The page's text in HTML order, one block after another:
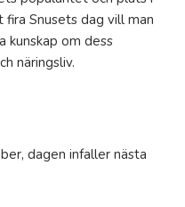
fira Snusets dag vill man
kunskap om dess
näringsliv.
dagen infaller nästa